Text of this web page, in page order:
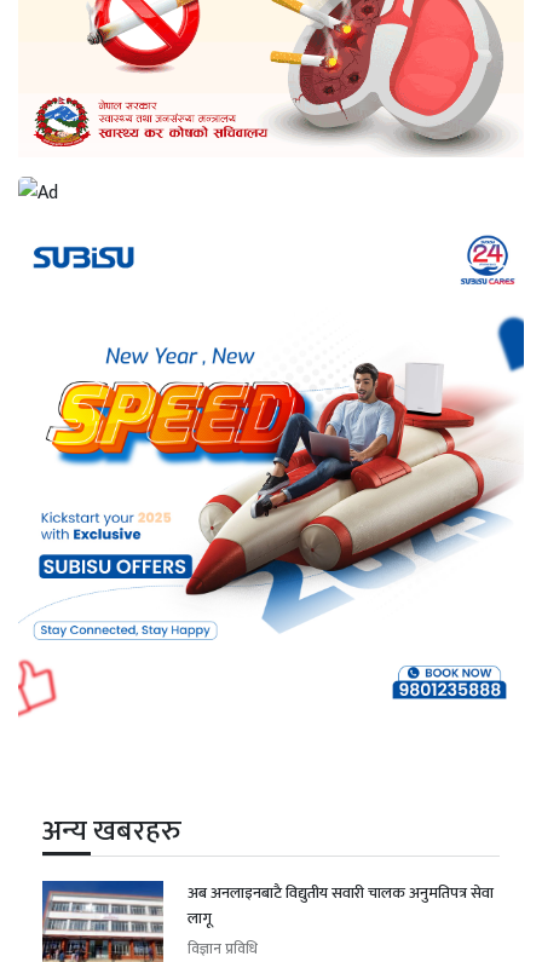
अन्य खबरहरु
अब अनलाइनबाटै विद्युतीय सवारी चालक अनुमतिपत्र सेवा
लागू
विज्ञान प्रविधि